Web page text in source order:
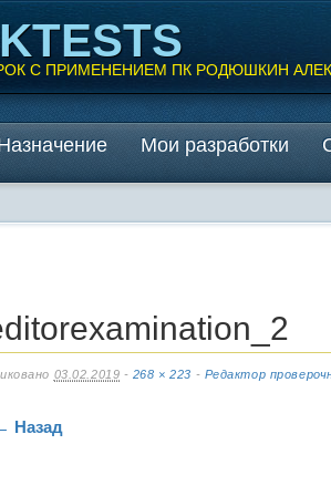
С ПРИМЕНЕНИЕМ ПК РОДЮШКИН
меню Мои разработки
03.02.2019 - 268 × 223 - Редактор
Назад